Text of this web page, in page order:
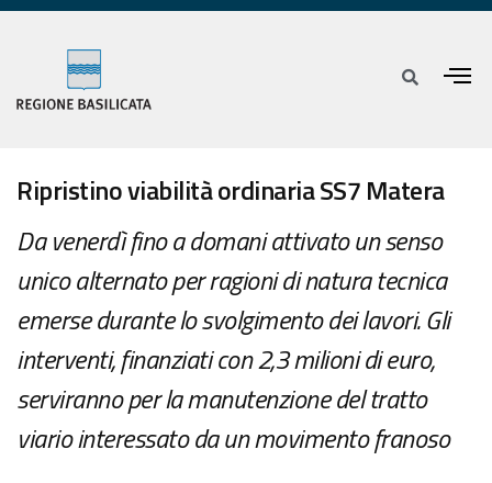
Ripristino viabilità ordinaria SS7 Matera
Da venerdì fino a domani attivato un senso
unico alternato per ragioni di natura tecnica
emerse durante lo svolgimento dei lavori. Gli
interventi, finanziati con 2,3 milioni di euro,
serviranno per la manutenzione del tratto
viario interessato da un movimento franoso